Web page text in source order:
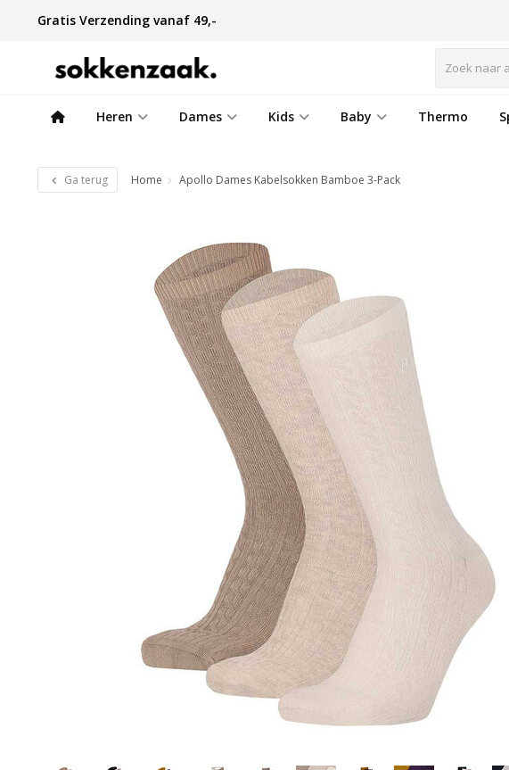
Gratis Verzending vanaf 49,-
Heren Dames Kids Baby Thermo
Ga terug Home Apollo Dames Kabelsokken Bamboe 3-Pack